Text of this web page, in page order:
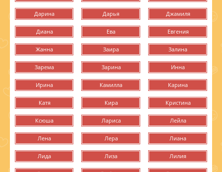
Дарина Дарья Джамиля
Диана Ева Евгения
Жанна Заира Залина
Зарема Зарина Инна
Ирина Камилла Карина
Катя Кира Кристина
Ксюша Лариса Лейла
Лена Лера Лиана
Лида Лиза Лилия